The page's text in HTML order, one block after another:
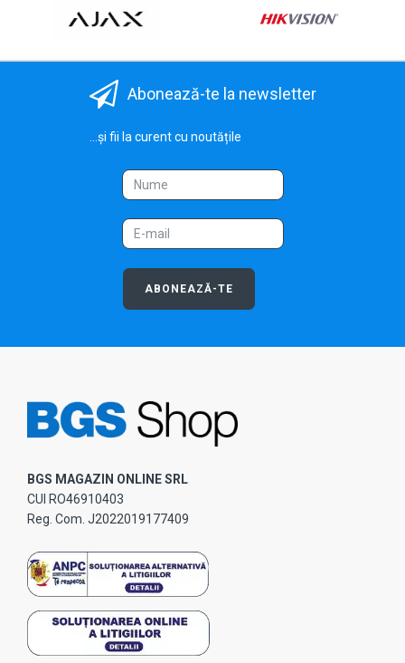
Abonează-te la newsletter
...și fii la curent cu noutățile
ABONEAZĂ-TE
BGS MAGAZIN ONLINE SRL
CUI RO46910403
Reg. Com. J2022019177409